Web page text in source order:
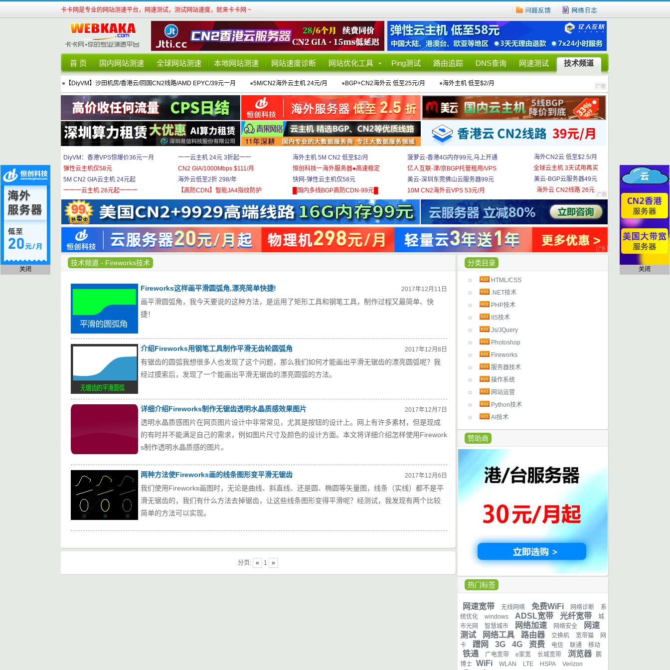
卡卡网是专业的网站测速平台，网速测试，测试网站速度，就来卡卡网 ~
首 页 国内网站测速 全球网站测速 本地网站测速 网站速度诊断 网站优化工具 Ping测试 路由追踪 DNS查询 网速测试 技术频道
● 【DiyVM】沙田机房/香港云/回国CN2线路/AMD EPYC/39元一月 ●5M/CN2海外云主机 24元/月 ●BGP+CN2海外云 低至25元/月 ●海外主机 低至$2/月
DiyVM：香港VPS惊爆价36元一月
弹性云主机仅58元
5M CN2 GIA云主机 24元起
一一一云主机 26元起一一一
一一云主机 24元 3折起一一
CN2 GIA/1000Mbps $111/月
海外云低至2折 298/年
【高防CDN】智能JA4指纹防护
海外主机 5M CN2 低至$2/月
恒创科技一海外服务器●高速稳定
快网-弹性云主机仅58元
█国内多线BGP高防CDN-99元█
菠萝云-香港4G内存99元,马上开通
亿人互联-津/京BGP托管租用/VPS
美云-深圳东莞佛山云服务器99元
10M CN2海外云VPS 53元/月
海外CN2云 低至$2.5/月
全球云主机 3天试用再买
美云-BGP云服务器49元
海外云 CN2线路 26元
分类目录
HTML/CSS
.NET技术
PHP技术
IIS技术
Js/JQuery
Photoshop
Fireworks
服务器技术
操作系统
网站运营
Python技术
AI技术
赞助商
热门标签
网速宽带 无线网络 免费WiFi 网络诊断
系
统优化
windows ADSL宽带 光纤宽带
城
市光网
智慧城市 网络加速 网络安全
网速
测试
网络工具 路由器 交换机 宽带猫
网
卡
蹭网 3G 4G 资费 电信 联通 移动
铁通 广电宽带 e家宽 长城宽带 浏览器 鹏
博士 WiFi WLAN LTE HSPA Verizon
技术频道 - Fireworks技术
2017年12月11日
Fireworks这样画平滑圆弧角,漂亮简单快捷!
画平滑圆弧角，我今天要说的这种方法，是运用了矩形工具和钢笔工具，制作过程又最简单、快
捷！
2017年12月8日
介绍Fireworks用钢笔工具制作平滑无齿轮圆弧角
有锯齿的圆弧我想很多人也发现了这个问题，那么我们如何才能画出平滑无锯齿的漂亮圆弧呢？我
经过摸索后，发现了一个能画出平滑无锯齿的漂亮圆弧的方法。
2017年12月7日
详细介绍Fireworks制作无锯齿透明水晶质感效果图片
透明水晶质感图片在网页图片设计中非常常见，尤其是按钮的设计上。网上有许多素材，但是现成
的有时并不能满足自己的需求，例如图片尺寸及颜色的设计方面。本文将详细介绍怎样使用Firework
s制作透明水晶质感的图片。
2017年12月6日
两种方法使Fireworks画的线条图形变平滑无锯齿
我们使用Fireworks画图时，无论是曲线、斜直线、还是圆、椭圆等矢量图，线条（实线）都不是平
滑无锯齿的，我们有什么方法去掉锯齿，让这些线条图形变得平滑呢？经测试，我发现有两个比较
简单的方法可以实现。
分页: « 1 »
关闭 关闭